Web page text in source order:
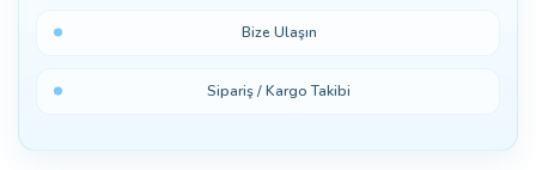
Bize Ulaşın
Sipariş / Kargo Takibi